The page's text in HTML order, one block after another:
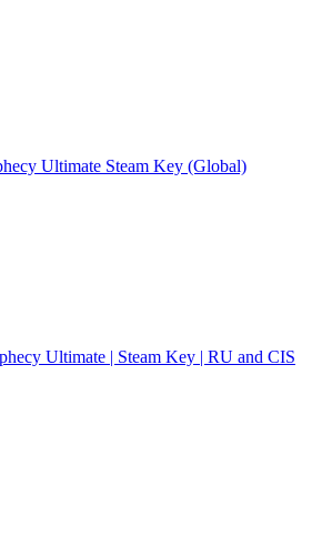
Ultimate Steam Key (Global)
Ultimate | Steam Key | RU and CIS